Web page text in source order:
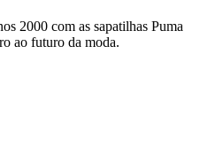
2000 com as sapatilhas Puma
ao futuro da moda.